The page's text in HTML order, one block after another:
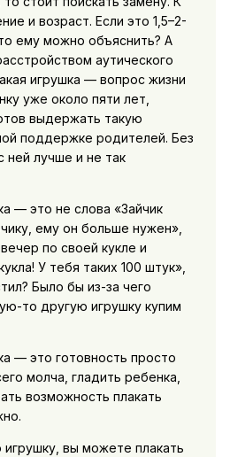
и возраст. Если это 1,5–2-
ему можно объяснить? А
аутического
игрушка — вопрос жизни
уже около пяти лет,
выдержать такую
поддержке родителей. Без
ней лучше и не так
— это не слова «Зайчик
ему он больше нужен»,
по своей кукле и
У тебя таких 100 штук»,
Было бы из-за чего
то другую игрушку купим
— это готовность просто
молча, гладить ребенка,
возможность плакать
вы можете плакать